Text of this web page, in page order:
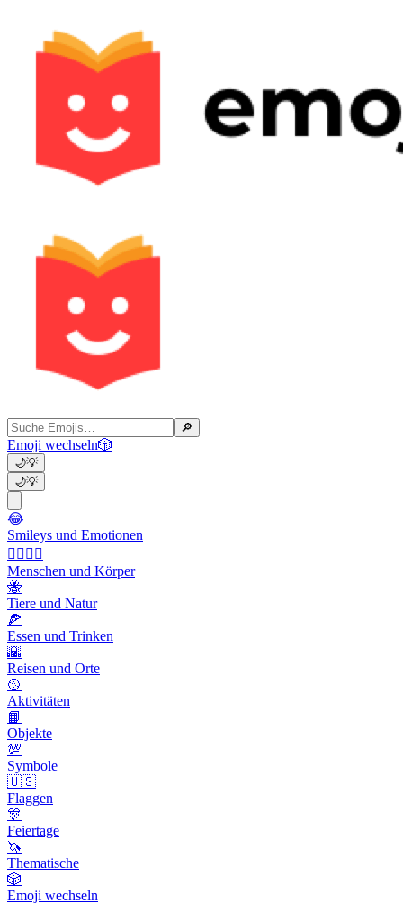
🔎
Emoji wechseln🎲
🌙💡
🌙💡
😂
Smileys und Emotionen
👩‍❤️‍💋‍👨
Menschen und Körper
🐝
Tiere und Natur
🍕
Essen und Trinken
🌇
Reisen und Orte
🥎
Aktivitäten
📙
Objekte
💯
Symbole
🇺🇸
Flaggen
🎊
Feiertage
🦄
Thematische
🎲
Emoji wechseln